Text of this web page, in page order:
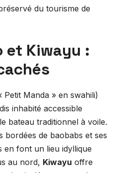
du tourisme de
et Kiwayu :
Petit Manda » en swahili)
inhabité accessible
bateau traditionnel à voile.
bordées de baobabs et ses
en font un lieu idyllique
au nord, Kiwayu offre